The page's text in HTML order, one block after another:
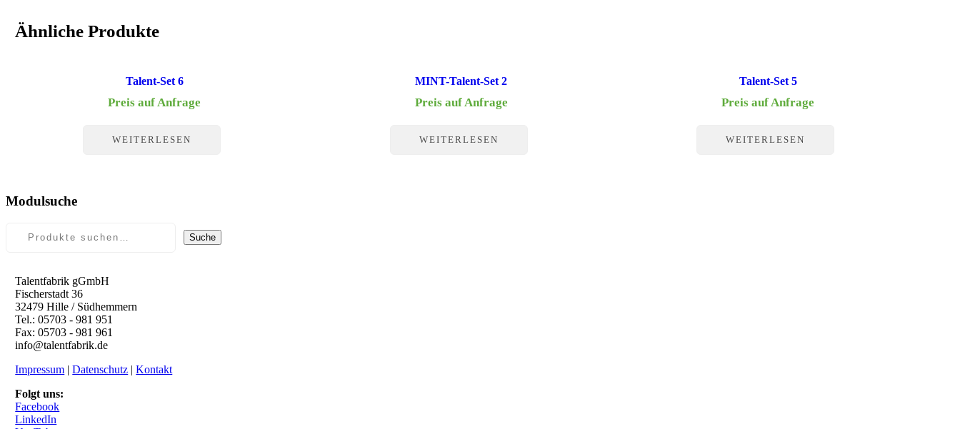
Ähnliche Produkte
Talent-Set 6
Preis auf Anfrage
WEITERLESEN
MINT-Talent-Set 2
Preis auf Anfrage
WEITERLESEN
Talent-Set 5
Preis auf Anfrage
WEITERLESEN
Modulsuche
Suche
Talentfabrik gGmbH
Fischerstadt 36
32479 Hille / Südhemmern
Tel.: 05703 - 981 951
Fax: 05703 - 981 961
info@talentfabrik.de
Impressum |Datenschutz |Kontakt
Folgt uns:
Facebook
LinkedIn